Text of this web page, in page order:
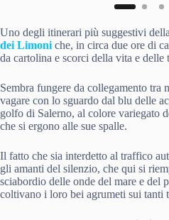
Uno degli itinerari più suggestivi
dei Limoni che, in circa due ore di
da cartolina e scorci della vita e
Sembra fungere da collegamento tra
vagare con lo sguardo dal blu delle
golfo di Salerno, al colore variegato
che si ergono alle sue spalle.
Il fatto che sia interdetto al traffico
gli amanti del silenzio, che qui si
sciabordio delle onde del mare e del
coltivano i loro bei agrumeti sui tanti